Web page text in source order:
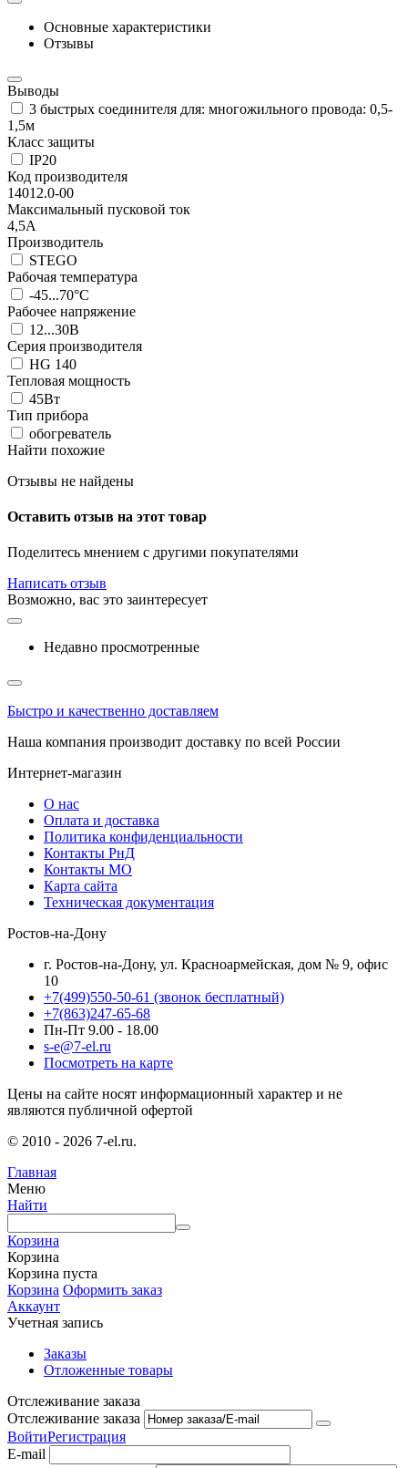
Основные характеристики
Отзывы
Выводы
3 быстрых соединителя для: многожильного провода: 0,5-
1,5м
Класс защиты
IP20
Код производителя
14012.0-00
Максимальный пусковой ток
4,5А
Производитель
STEGO
Рабочая температура
-45...70°C
Рабочее напряжение
12...30В
Серия производителя
HG 140
Тепловая мощность
45Вт
Тип прибора
обогреватель
Найти похожие
Отзывы не найдены
Оставить отзыв на этот товар
Поделитесь мнением с другими покупателями
Написать отзыв
Возможно, вас это заинтересует
Недавно просмотренные
Быстро и качественно доставляем
Наша компания производит доставку по всей России
Интернет-магазин
О нас
Оплата и доставка
Политика конфиденциальности
Контакты РнД
Контакты МО
Карта сайта
Техническая документация
Ростов-на-Дону
г. Ростов-на-Дону, ул. Красноармейская, дом № 9, офис
10
+7(499)550-50-61 (звонок бесплатный)
+7(863)247-65-68
Пн-Пт 9.00 - 18.00
s-e@7-el.ru
Посмотреть на карте
Цены на сайте носят информационный характер и не
являются публичной офертой
© 2010 - 2026 7-el.ru.
Главная
Меню
Найти
Корзина
Корзина
Корзина пуста
Корзина Оформить заказ
Аккаунт
Учетная запись
Заказы
Отложенные товары
Отслеживание заказа
Отслеживание заказа
ВойтиРегистрация
E-mail